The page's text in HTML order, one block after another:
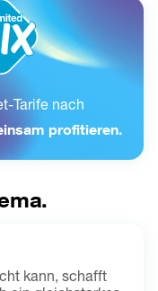
Tarife nach
profitieren.
kann, schafft